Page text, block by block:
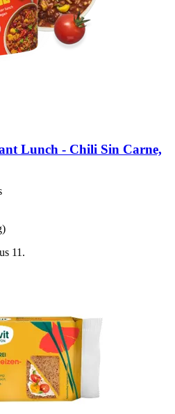
Lunch -​ Chili Sin Carne,
11.